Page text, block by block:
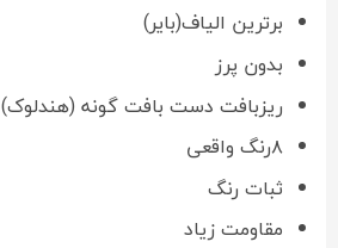
برترین الیاف(بایر)
بدون پرز
ریزبافت دست بافت گونه (هندلوک)
۸رنگ واقعی
ثبات رنگ
مقاومت زیاد